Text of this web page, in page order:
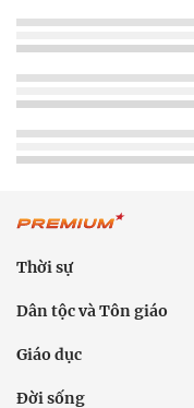
Thời sự
Dân tộc và Tôn giáo
Giáo dục
Đời sống